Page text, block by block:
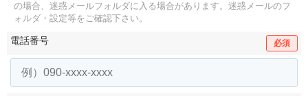
の場合、迷惑メールフォルダに入る場合があります。 迷惑メールのフ
ォルダ・設定等をご確認下さい。
電話番号 必須